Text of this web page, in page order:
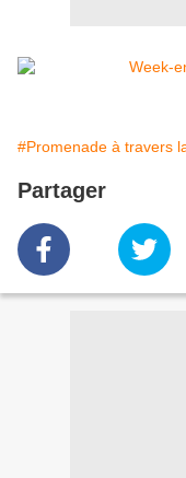
#Promenade à travers
Partager